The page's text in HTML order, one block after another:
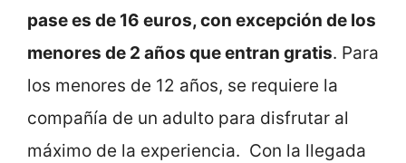
pase es de 16 euros, con excepción de los
menores de 2 años que entran gratis. Para
los menores de 12 años, se requiere la
compañía de un adulto para disfrutar al
máximo de la experiencia. Con la llegada